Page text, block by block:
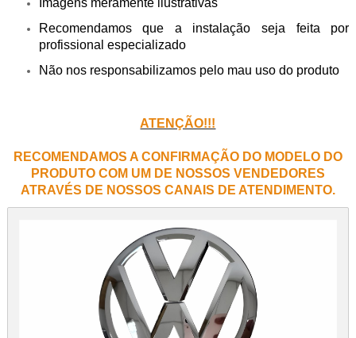
Imagens meramente ilustrativas
Recomendamos que a instalação seja feita por
profissional especializado
Não nos responsabilizamos pelo mau uso do produto
ATENÇÃO!!!
RECOMENDAMOS A CONFIRMAÇÃO DO MODELO DO
PRODUTO COM UM DE NOSSOS VENDEDORES
ATRAVÉS DE NOSSOS CANAIS DE ATENDIMENTO.